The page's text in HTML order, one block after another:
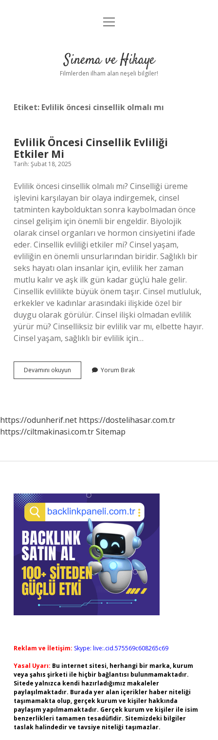
Gizlilik Politikası
Yasal Uyarı
menüyü
Sinema ve Hikaye
Filmlerden ilham alan neşeli bilgiler!
Etiket: Evlilik öncesi cinsellik olmalı mı
Evlilik Öncesi Cinsellik Evliliği
Etkiler Mi
Tarih: Şubat 18, 2025
Evlilik öncesi cinsellik olmalı mı? Cinselliği üreme
işlevini karşılayan bir olaya indirgemek, cinsel
tatminten kaybolduktan sonra kaybolmadan önce
cinsel gelişim için önemli bir engeldir. Biyolojik
olarak cinsel organları ve hormon cinsiyetini ifade
eder. Cinsellik evliliği etkiler mi? Cinsel yaşam,
evliliğin en önemli unsurlarından biridir. Sağlıklı bir
seks hayatı olan insanlar için, evlilik her zaman
mutlu kalır ve aşk ilk gün kadar güçlü hale gelir.
Cinsellik evlilikte büyük önem taşır. Cinsel mutluluk,
erkekler ve kadınlar arasındaki ilişkide özel bir
duygu olarak görülür. Cinsel ilişki olmadan evlilik
yürür mü? Cinselliksiz bir evlilik var mı, elbette hayır.
Cinsel yaşam, sağlıklı bir evlilik için…
Devamını okuyun
Öncesi
Yorum Bırak
https://odunherif.net https://dostelihasar.com.tr
https://ciltmakinasi.com.trSitemap
Sidebar
Reklam ve İletişim: Skype: live:.cid.575569c608265c69
Yasal Uyarı: Bu internet sitesi, herhangi bir marka, kurum
veya şahıs şirketi ile hiçbir bağlantısı bulunmamaktadır.
Sitede yalnızca kendi hazırladığımız makaleler
paylaşılmaktadır. Burada yer alan içerikler haber niteliği
taşımamakta olup, gerçek kurum ve kişiler hakkında
paylaşım yapılmamaktadır. Gerçek kurum ve kişiler ile isim
benzerlikleri tamamen tesadüfidir. Sitemizdeki bilgiler
taslak halindedir ve tavsiye niteliği taşımazlar.